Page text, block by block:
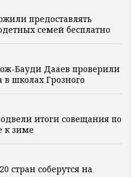
предоставлять
семей бесплатно
Бауди Дааев проверили
в школах Грозного
итоги совещания по
к зиме
стран соберутся на